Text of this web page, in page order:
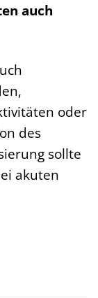
auch
oder
des
sollte
akuten